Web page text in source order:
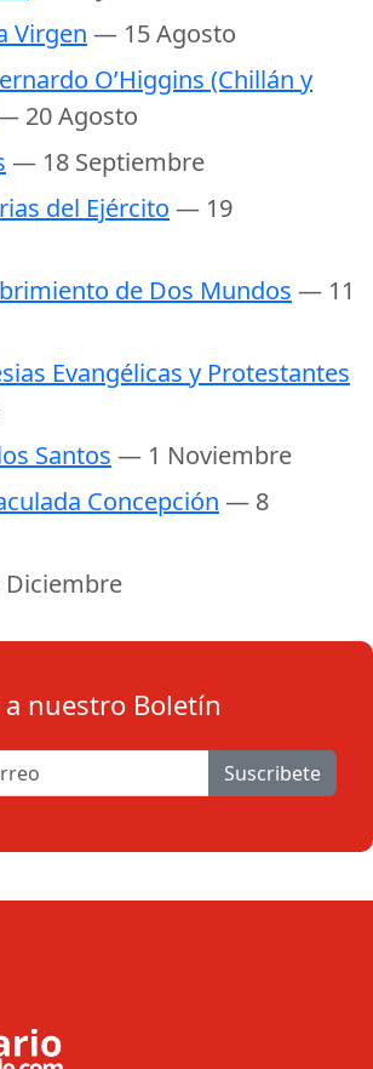
Virgen — 15 Agosto
O’Higgins (Chillán y
20 Agosto
— 18 Septiembre
del Ejército — 19
de Dos Mundos — 11
Evangélicas y Protestantes
Santos — 1 Noviembre
Concepción — 8
nuestro Boletín
Suscribete